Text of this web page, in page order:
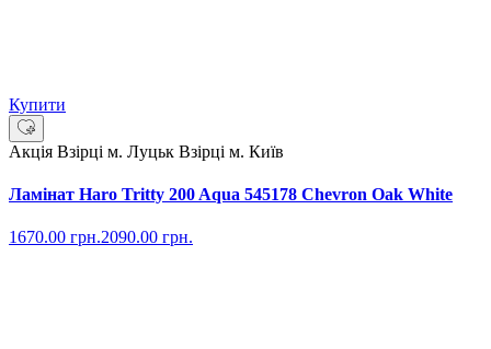
Купити
Акція Взірці м. Луцьк Взірці м. Київ
Ламінат Haro Tritty 200 Aqua 545178 Chevron Oak White
1670.00 грн.2090.00 грн.